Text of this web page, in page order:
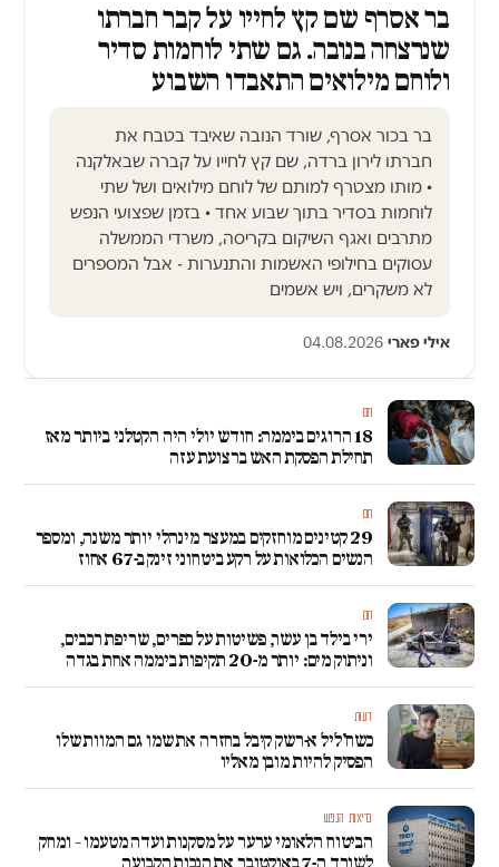
בר אסרף שם קץ לחייו על קבר חברתו
שנרצחה בנובה. גם שתי לוחמות סדיר
ולוחם מילואים התאבדו השבוע
בר בכור אסרף, שורד הנובה שאיבד בטבח את
חברתו לירון ברדה, שם קץ לחייו על קברה שבאלקנה
• מותו מצטרף למותם של לוחם מילואים ושל שתי
לוחמות בסדיר בתוך שבוע אחד • בזמן שפצועי הנפש
מתרבים ואגף השיקום בקריסה, משרדי הממשלה
עסוקים בחילופי האשמות והתנערות - אבל המספרים
לא משקרים, ויש אשמים
אילי פארי·
04.08.2026
חם
18 הרוגים ביממה: חודש יולי היה הקטלני ביותר מאז
תחילת הפסקת האש ברצועת עזה
חם
29 קטינים מוחזקים במעצר מינהלי יותר משנה, ומספר
הנשים הכלואות על רקע ביטחוני זינק ב-67 אחוז
חם
ירי בילד בן עשר, פשיטות על כפרים, שריפת רכבים,
וניתוק מים: יותר מ-20 תקיפות ביממה אחת בגדה
דעות
כשח'ליל א-רשק קיבל בחזרה את שמו גם המוות שלו
הפסיק להיות מובן מאליו
בריאות הנפש
הביטוח הלאומי ערער על מסקנות ועדה מטעמו – ומחק
לשורד ה-7 באוקטובר את הנכות הקבועה